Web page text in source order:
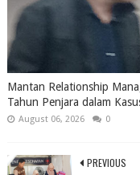
Mantan Relationship
Tahun Penjara dalam
August 06, 2026 0
PREVIOUS